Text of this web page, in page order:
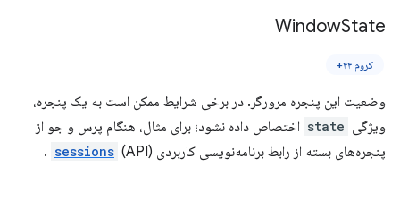
WindowState
کروم ۴۴+
وضعیت این پنجره مرورگر. در برخی شرایط ممکن است به یک پنجره،
ویژگی state اختصاص داده نشود؛ برای مثال، هنگام پرس و جو از
پنجره‌های بسته از رابط برنامه‌نویسی کاربردی (API)
sessions
.